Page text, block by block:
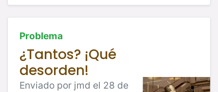
Problema
¿Tantos? ¡Qué
desorden!
Enviado por jmd el 28 de